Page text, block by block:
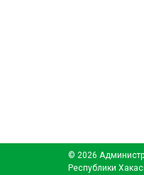
© 2026
Республики